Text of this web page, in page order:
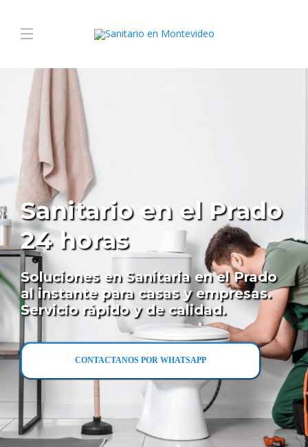
Sanitario en el Prado
24 horas
Soluciones en Sanitaria en el Prado
al instante para casas y empresas.
Servicio rápido y de calidad.
CONTACTANOS POR WHATSAPP